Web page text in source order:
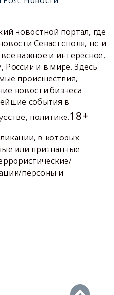
новостной портал, где
Севастополя, но и
важное и интересное,
и в мире. Здесь
происшествия,
новости бизнеса
события в
политике.18+
в которых
или признанные
персоны и